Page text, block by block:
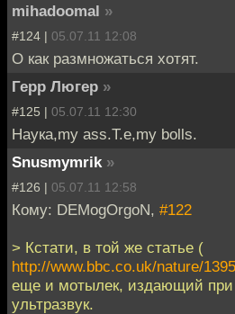
mihadoomal »
#124 | 05.07.11 12:08
О как размножаться хотят.
Герр Люгер »
#125 | 05.07.11 12:30
Наука,my ass.Т.е,my bolls.
Snusmymrik »
#126 | 05.07.11 12:58
Кому: DEMogOrgoN, #122
> Кстати, в той же статье (
http://www.bbc.co.uk/nature/
еще и мотылек, издающий
ультразвук.